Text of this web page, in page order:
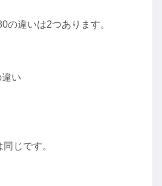
の違いは2つあります。
い
じです。